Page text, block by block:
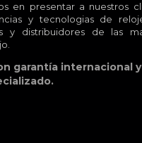
en presentar a nuestros
y tecnologias de
y distribuidores de las
garantía internacional